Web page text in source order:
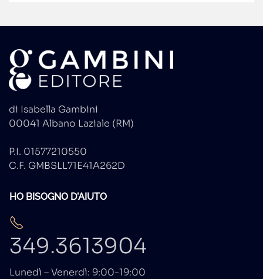
di Isabella Gambini
00041 Albano Laziale (RM)
P.I. 01577210550
C.F. GMBSLL71E41A262D
HO BISOGNO D'AIUTO
349.3613904
Lunedì – Venerdì: 9:00-19:00